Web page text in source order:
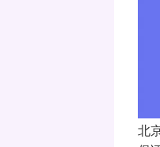
北